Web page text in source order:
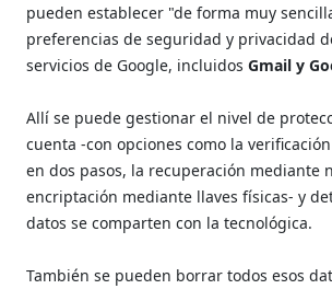
pueden establecer "de forma muy
preferencias de seguridad y privacidad
servicios de Google, incluidosGmail y
Allí se puede gestionar el nivel de
cuenta -con opciones como la
en dos pasos, la recuperación mediante
encriptación mediante llaves físicas- y
datos se comparten con la tecnológica.
También se pueden borrar todos esos